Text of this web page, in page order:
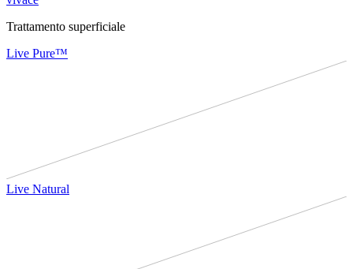
Trattamento superficiale
Live Pure™
Live Natural